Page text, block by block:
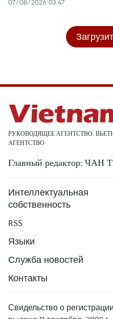
07/08/2026 03:47
РУКОВОДЯЩЕЕ АГЕНТСТВО:
АГЕНТСТВО
Главный редактор:
Интеллектуальная
собственность
RSS
Языки
Служба новостей
Контакты
Свидельство о